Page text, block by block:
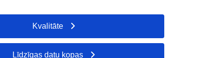
Kvalitāte
Līdzīgas datu kopas